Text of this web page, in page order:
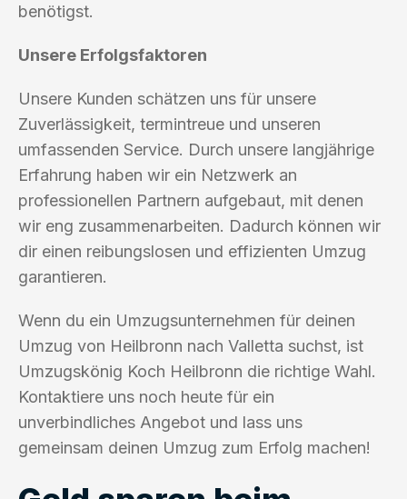
benötigst.
Unsere Erfolgsfaktoren
Unsere Kunden schätzen uns für unsere
Zuverlässigkeit, termintreue und unseren
umfassenden Service. Durch unsere langjährige
Erfahrung haben wir ein Netzwerk an
professionellen Partnern aufgebaut, mit denen
wir eng zusammenarbeiten. Dadurch können wir
dir einen reibungslosen und effizienten Umzug
garantieren.
Wenn du ein Umzugsunternehmen für deinen
Umzug von Heilbronn nach Valletta suchst, ist
Umzugskönig Koch Heilbronn die richtige Wahl.
Kontaktiere uns noch heute für ein
unverbindliches Angebot und lass uns
gemeinsam deinen Umzug zum Erfolg machen!